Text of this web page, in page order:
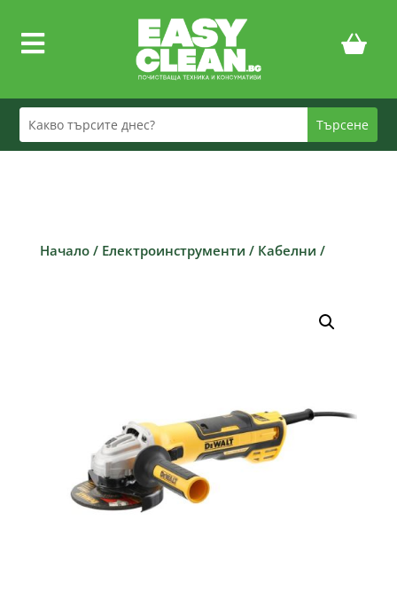

Начало/ Електроинструменти / Кабелни /